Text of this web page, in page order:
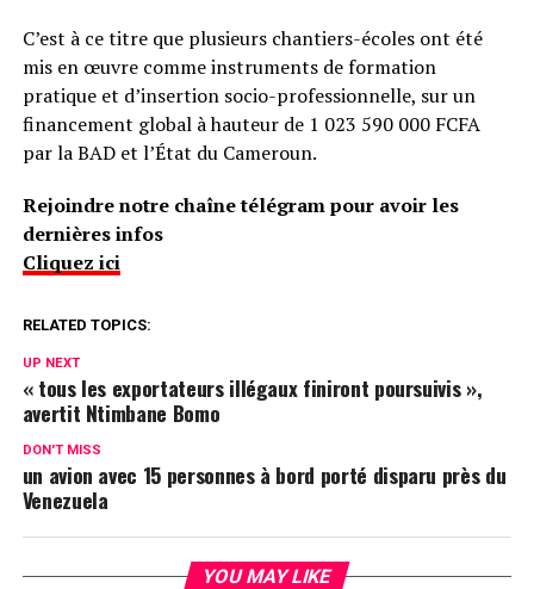
C’est à ce titre que plusieurs chantiers-écoles ont été
mis en œuvre comme instruments de formation
pratique et d’insertion socio-professionnelle, sur un
financement global à hauteur de 1 023 590 000 FCFA
par la BAD et l’État du Cameroun.
Rejoindre notre chaîne télégram pour avoir les
dernières infos
Cliquez ici
RELATED TOPICS:
UP NEXT
« tous les exportateurs illégaux finiront poursuivis »,
avertit Ntimbane Bomo
DON'T MISS
un avion avec 15 personnes à bord porté disparu près du
Venezuela
YOU MAY LIKE